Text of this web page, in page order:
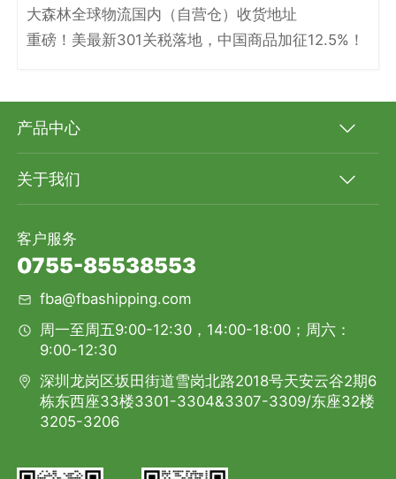
大森林全球物流国内（自营仓）收货地址
重磅！美最新301关税落地，中国商品加征12.5%！
产品中心
关于我们
客户服务
0755-85538553
fba@fbashipping.com
周一至周五9:00-12:30，14:00-18:00；周六：
9:00-12:30
深圳龙岗区坂田街道雪岗北路2018号天安云谷2期6
栋东西座33楼3301-3304&3307-3309/东座32楼
3205-3206